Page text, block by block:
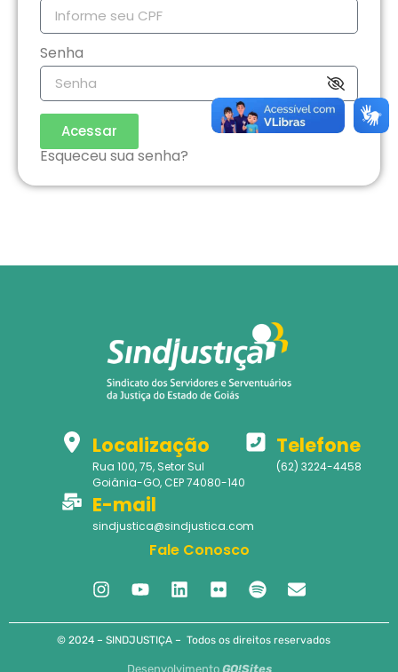
Senha
Acessar
Esqueceu sua senha?
Localização
Rua 100, 75, Setor Sul
Goiânia-GO, CEP 74080-140
Telefone
(62) 3224-4458
E-mail
sindjustica@sindjustica.com
Fale Conosco
© 2024 – SINDJUSTIÇA – Todos os direitos reservados
Desenvolvimento GO!Sites